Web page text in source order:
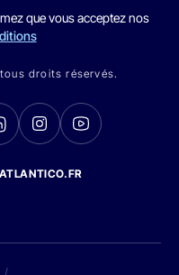
que vous acceptez nos
droits réservés.
/